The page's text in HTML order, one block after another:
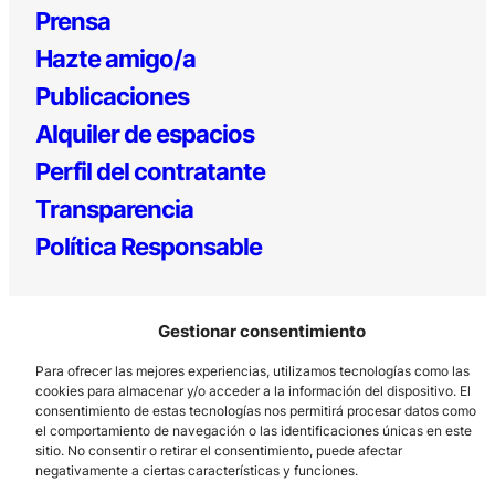
Gestionar consentimiento
Para ofrecer las mejores experiencias, utilizamos tecnologías como las
cookies para almacenar y/o acceder a la información del dispositivo. El
consentimiento de estas tecnologías nos permitirá procesar datos como
el comportamiento de navegación o las identificaciones únicas en este
sitio. No consentir o retirar el consentimiento, puede afectar
negativamente a ciertas características y funciones.
Prensa
Hazte amigo/a
Publicaciones
Alquiler de espacios
Perfil del contratante
Transparencia
Política Responsable
Los Prados, 121 – 33203 Gijón
985 185 577 – info@laboralcentrodearte.org